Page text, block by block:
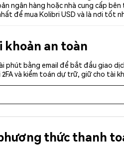
ngân hàng hoặc nhà cung cấp
để mua Kolibri USD và là nơi tốt
khoản an toàn
phút bằng email để bắt đầu giao
và kiểm toán dự trữ, giữ cho tài
thức thanh